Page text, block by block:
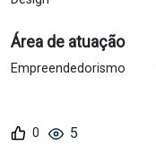
Área de atuação
Empreendedorismo
5